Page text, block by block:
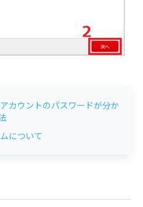
カウントのパスワードが分か
について